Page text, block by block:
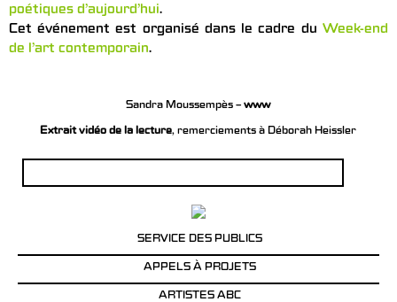
poétiques d’aujourd’hui.
Cet événement est organisé dans le cadre du Week-end
de l’art contemporain.
Sandra Moussempès –www
Extrait vidéo de la lecture, remerciements à Déborah Heissler
SERVICE DES PUBLICS
APPELS À PROJETS
ARTISTES ABC